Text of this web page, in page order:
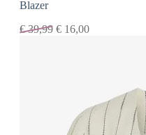
Blazer
€39,99 € 16,00